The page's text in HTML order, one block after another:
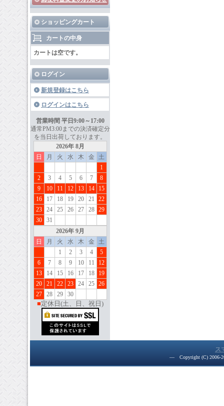
ショッピングカート
カートの中身
カートは空です。
ログイン
新規登録はこちら
ログインはこちら
営業時間 平日9:00～17:00
通常PM3:00までの決済確定分
を当日出荷しております。
2026年 8月
日
月 火 水 木 金
土
1
2
3 4 5 6 7
8
9
10 11 12 13 14
15
16
17 18 19 20 21
22
23
24 25 26 27 28
29
30
31
2026年 9月
日
月 火 水 木 金
土
1
2 3 4
5
6
7 8 9 10 11
12
13
14 15 16 17 18
19
20
21 22 23 24 25
26
27
28 29 30
■定休日(土、日、祝日)
ス
― Copyright (C) 2006-